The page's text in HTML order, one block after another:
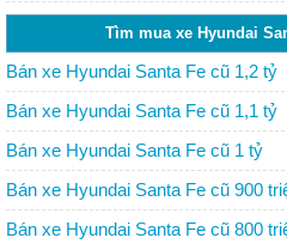
Tìm mua xe Hyundai
Bán xe Hyundai Santa Fe cũ 1,2 tỷ
Bán xe Hyundai Santa Fe cũ 1,1 tỷ
Bán xe Hyundai Santa Fe cũ 1 tỷ
Bán xe Hyundai Santa Fe cũ 900
Bán xe Hyundai Santa Fe cũ 800